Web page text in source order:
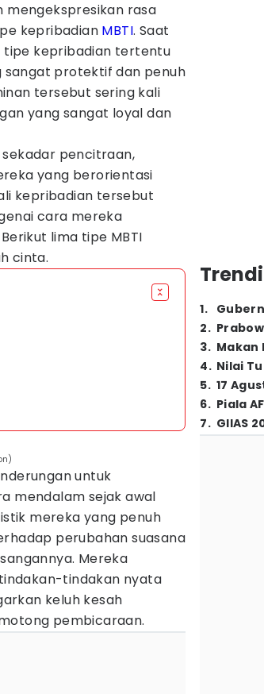
mengekspresikan rasa
kepribadian MBTI. Saat
tipe kepribadian tertentu
sangat protektif dan penuh
tersebut sering kali
yang sangat loyal dan
pencitraan,
yang berorientasi
kepribadian tersebut
cara mereka
lima tipe MBTI
cinta.
untuk
mendalam sejak awal
mereka yang penuh
perubahan suasana
Mereka
tindakan nyata
keluh kesah
pembicaraan.
1.
2.
3. Makan
4. Nilai
5. 17
6. Piala
7. GIIAS